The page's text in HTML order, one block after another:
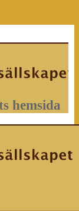
hemsida